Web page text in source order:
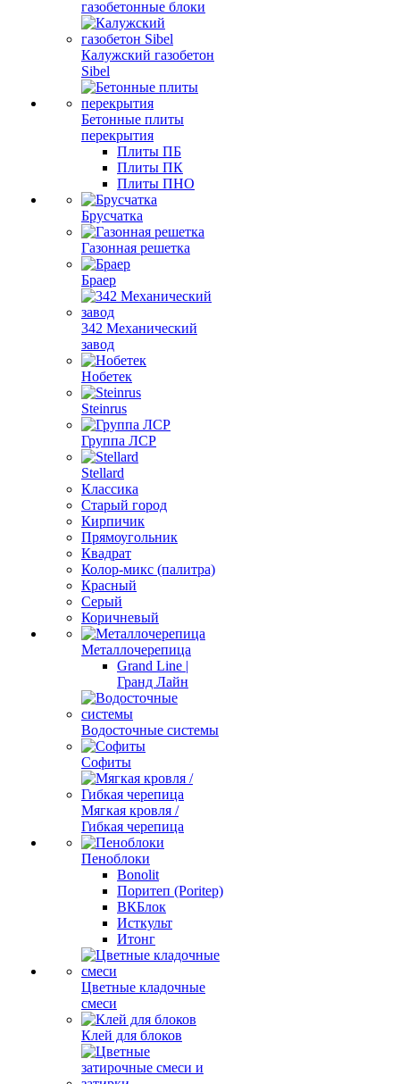
газобетонные блоки
Калужский газобетон
Sibel
Бетонные плиты
перекрытия
Плиты ПБ
Плиты ПК
Плиты ПНО
Брусчатка
Газонная решетка
Браер
342 Механический
завод
Нобетек
Steinrus
Группа ЛСР
Stellard
Классика
Старый город
Кирпичик
Прямоугольник
Квадрат
Колор-микс (палитра)
Красный
Серый
Коричневый
Металлочерепица
Grand Line |
Гранд Лайн
Водосточные системы
Софиты
Мягкая кровля /
Гибкая черепица
Пеноблоки
Bonolit
Поритеп (Poritep)
ВКБлок
Исткульт
Итонг
Цветные кладочные
смеси
Клей для блоков